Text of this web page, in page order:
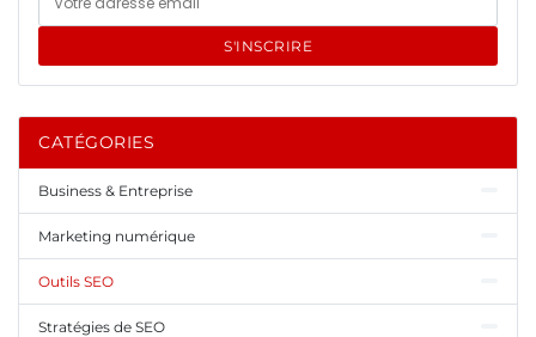
S'INSCRIRE
CATÉGORIES
Business & Entreprise
Marketing numérique
Outils SEO
Stratégies de SEO